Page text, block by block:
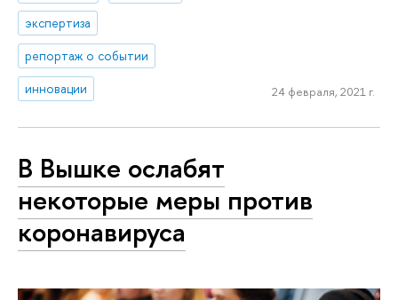
экспертиза
репортаж о событии
инновации
24 февраля, 2021 г.
В Вышке ослабят
некоторые меры против
коронавируса